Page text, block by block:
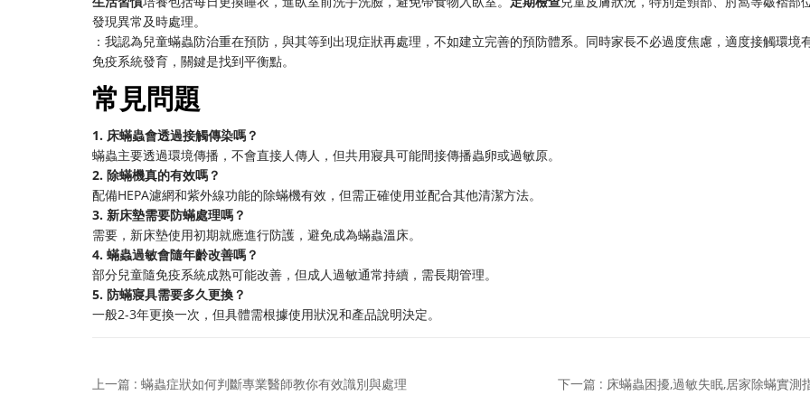
發現異常及時處理。
：我認為兒童蟎蟲防治重在預防，與其等到出現症狀再處理，不如建立完善的預防體系。同時家長不必過度焦慮，適度接觸環境
免疫系統發育，關鍵是找到平衡點。
常見問題
1. 床蟎蟲會透過接觸傳染嗎？
蟎蟲主要透過環境傳播，不會直接人傳人，但共用寢具可能間接傳播蟲卵或過敏原。
2. 除蟎機真的有效嗎？
配備HEPA濾網和紫外線功能的除蟎機有效，但需正確使用並配合其他清潔方法。
3. 新床墊需要防蟎處理嗎？
需要，新床墊使用初期就應進行防護，避免成為蟎蟲溫床。
4. 蟎蟲過敏會隨年齡改善嗎？
部分兒童隨免疫系統成熟可能改善，但成人過敏通常持續，需長期管理。
5. 防蟎寢具需要多久更換？
一般2-3年更換一次，但具體需根據使用狀況和產品說明決定。
上一篇 : 蟎蟲症狀如何判斷專業醫師教你有效識別與處理 下一篇 : 床蟎蟲困擾,過敏失眠,居家除蟎實測